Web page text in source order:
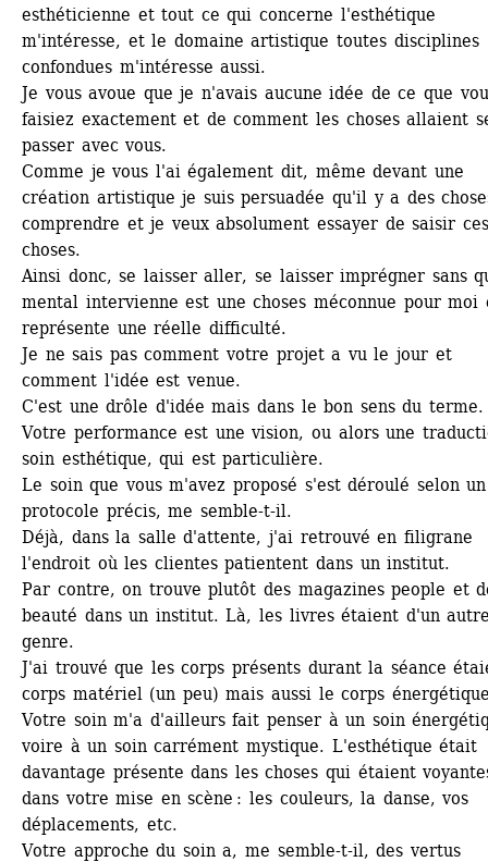
esthéticienne et tout ce qui concerne l'esthétique
m'intéresse, et le domaine artistique toutes disciplines
confondues m'intéresse aussi.
Je vous avoue que je n'avais aucune idée de ce que
faisiez exactement et de comment les choses allaient
passer avec vous.
Comme je vous l'ai également dit, même devant une
création artistique je suis persuadée qu'il y a des
comprendre et je veux absolument essayer de saisir ces
choses.
Ainsi donc, se laisser aller, se laisser imprégner sans
mental intervienne est une choses méconnue pour moi
représente une réelle difficulté.
Je ne sais pas comment votre projet a vu le jour et
comment l'idée est venue.
C'est une drôle d'idée mais dans le bon sens du terme.
Votre performance est une vision, ou alors une
soin esthétique, qui est particulière.
Le soin que vous m'avez proposé s'est déroulé selon un
protocole précis, me semble-t-il.
Déjà, dans la salle d'attente, j'ai retrouvé en filigrane
l'endroit où les clientes patientent dans un institut.
Par contre, on trouve plutôt des magazines people et
beauté dans un institut. Là, les livres étaient d'un
genre.
J'ai trouvé que les corps présents durant la séance
corps matériel (un peu) mais aussi le corps
Votre soin m'a d'ailleurs fait penser à un soin
voire à un soin carrément mystique. L'esthétique était
davantage présente dans les choses qui étaient
dans votre mise en scène : les couleurs, la danse, vos
déplacements, etc.
Votre approche du soin a, me semble-t-il, des vertus